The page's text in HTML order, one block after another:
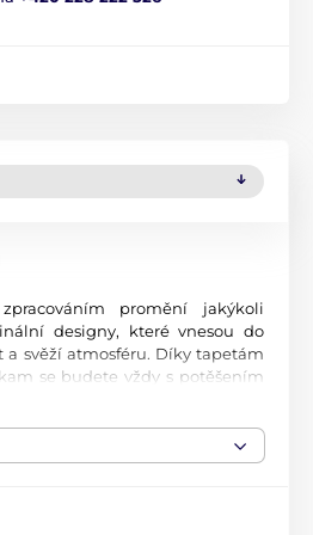
promění jakýkoli
designy, které vnesou do
a svěží atmosféru. Díky tapetám
se budete vždy s potěšením
vytištěny na vysoce kvalitní